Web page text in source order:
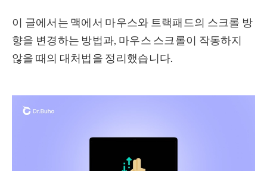
이 글에서는 맥에서 마우스와 트랙패드의 스크롤 방
향을 변경하는 방법과, 마우스 스크롤이 작동하지
않을 때의 대처법을 정리했습니다.